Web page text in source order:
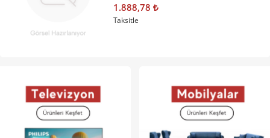
1.888,78
Taksitle